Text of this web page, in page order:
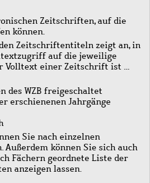
Zeitschriften, auf die
können.
Zeitschriftentiteln zeigt an, in
auf die jeweilige
Volltext einer Zeitschrift ist …
WZB freigeschaltet
erschienenen Jahrgänge
Sie nach einzelnen
können Sie sich auch
Fächern geordnete Liste der
anzeigen lassen.